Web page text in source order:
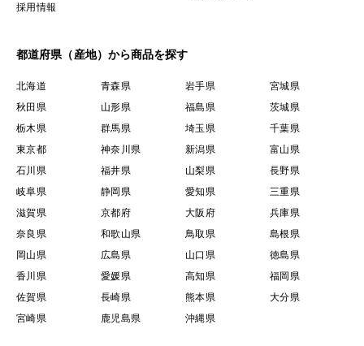
採用情報
都道府県（産地）から商品を探す
北海道 青森県 岩手県
宮城県
秋田県
山形県 福島県
茨城県
栃木県
群馬県 埼玉県
千葉県
東京都
神奈川県 新潟県
富山県
石川県
福井県 山梨県
長野県
岐阜県
静岡県 愛知県
三重県
滋賀県
京都府 大阪府
兵庫県
奈良県
和歌山県 鳥取県
島根県
岡山県
広島県 山口県
徳島県
香川県
愛媛県 高知県
福岡県
佐賀県
長崎県 熊本県
大分県
宮崎県
鹿児島県 沖縄県